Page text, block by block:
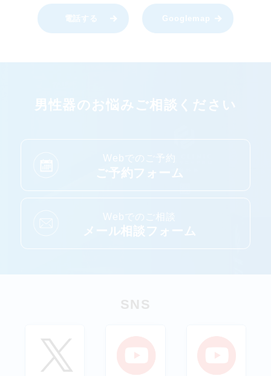
電話する Googlemap
男性器のお悩みご相談ください
Webでのご予約
ご予約フォーム
Webでのご相談
メール相談フォーム
SNS